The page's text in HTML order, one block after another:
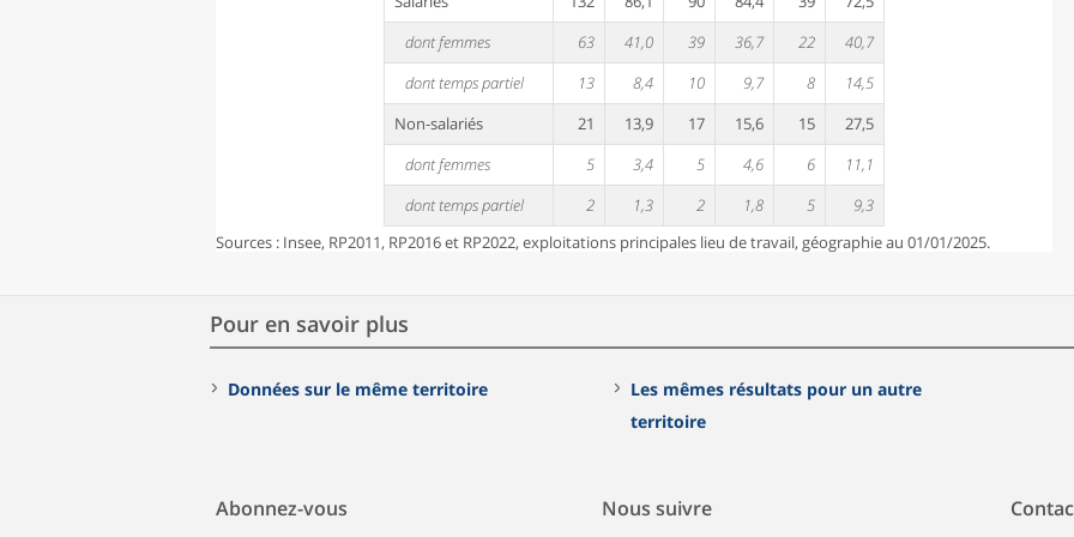
dont femmes
63 41,0 39 36,7 22
40,7
dont temps partiel
13 8,4 10 9,7 8
14,5
Non-salariés
21 13,9 17 15,6 15
27,5
dont femmes
5 3,4 5 4,6 6
11,1
dont temps partiel
2 1,3 2 1,8 5
9,3
Sources : Insee, RP2011, RP2016 et RP2022, exploitations principales lieu de travail, géographie au 01/01/2025.
Pour en savoir plus
Données sur le même territoire
Les mêmes résultats pour un autre
territoire
Abonnez-vous Nous suivre